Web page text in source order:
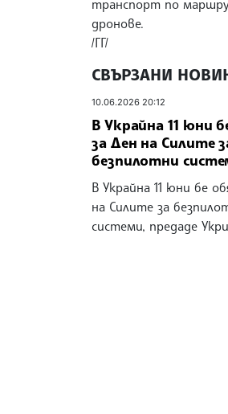
транспорт по
дронове.
/ГГ/
СВЪРЗАНИ
10.06.2026 20:12
В Украйна 11 юни
за Ден на Силите
безпилотни
В Украйна 11 юни бе
на Силите за
системи, предаде